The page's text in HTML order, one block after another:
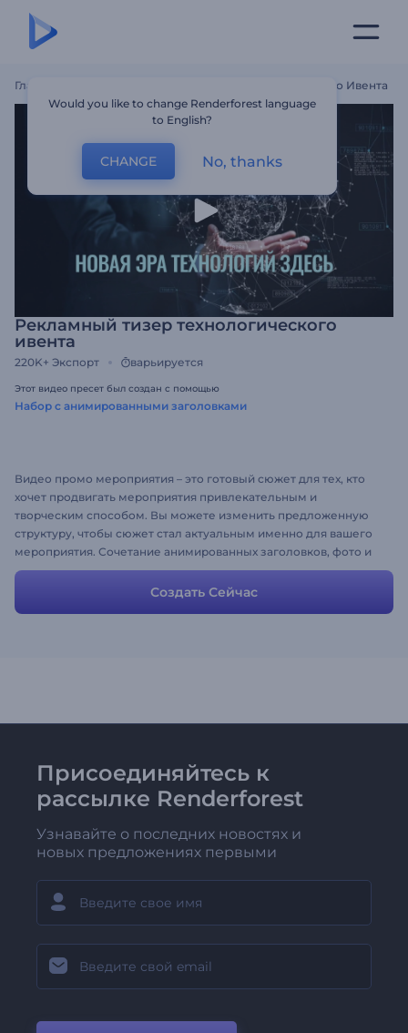
Главная Рекламный Тизер Технологического Ивента
Рекламный тизер технологического
ивента
220K+ Экспорт варьируется
Этот видео пресет был создан с помощью
Набор с анимированными заголовками
Видео промо мероприятия – это готовый сюжет для тех, кто
хочет продвигать мероприятия привлекательным и
творческим способом. Вы можете изменить предложенную
структуру, чтобы сюжет стал актуальным именно для вашего
мероприятия. Сочетание анимированных заголовков, фото и
видео рамок – это все, что нужно для создания идеального
видео. Привлекайте публику захватывающим видео!
Создать Сейчас
Присоединяйтесь к
рассылке Renderforest
Узнавайте о последних новостях и
новых предложениях первыми
Would you like to change Renderforest language
to English?
CHANGE No, thanks